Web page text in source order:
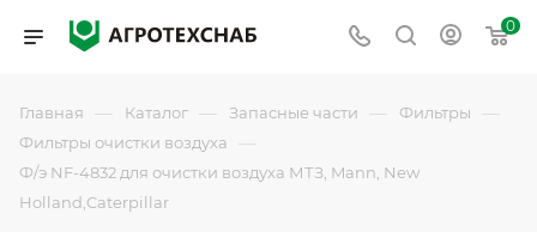
0
Главная — Каталог — Запасные части — Фильтры —
Фильтры очистки воздуха —
Ф/э NF-4832 для очистки воздуха МТЗ, Mann, New
Holland,Caterpillar